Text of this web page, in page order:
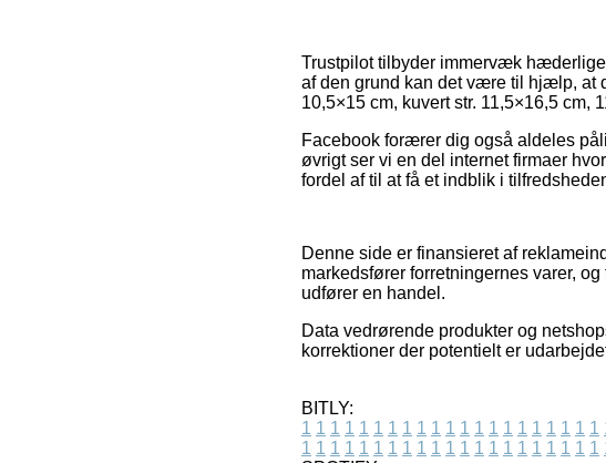
Trustpilot tilbyder immervæk
af den grund kan det være til hjælp, at
10,5×15 cm, kuvert str. 11,5×16,5
Facebook forærer dig også aldeles
øvrigt ser vi en del internet firmaer
fordel af til at få et indblik i
Denne side er finansieret af
markedsfører forretningernes varer,
udfører en handel.
Data vedrørende produkter og
korrektioner der potentielt er
BITLY:
1 1 1 1 1 1 1 1 1 1 1 1 1 1 1 1 1 1 1 1 1
1 1 1 1 1 1 1 1 1 1 1 1 1 1 1 1 1 1 1 1 1